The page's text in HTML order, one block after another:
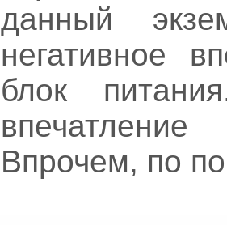
данный
негативное
блок
Впрочем, по